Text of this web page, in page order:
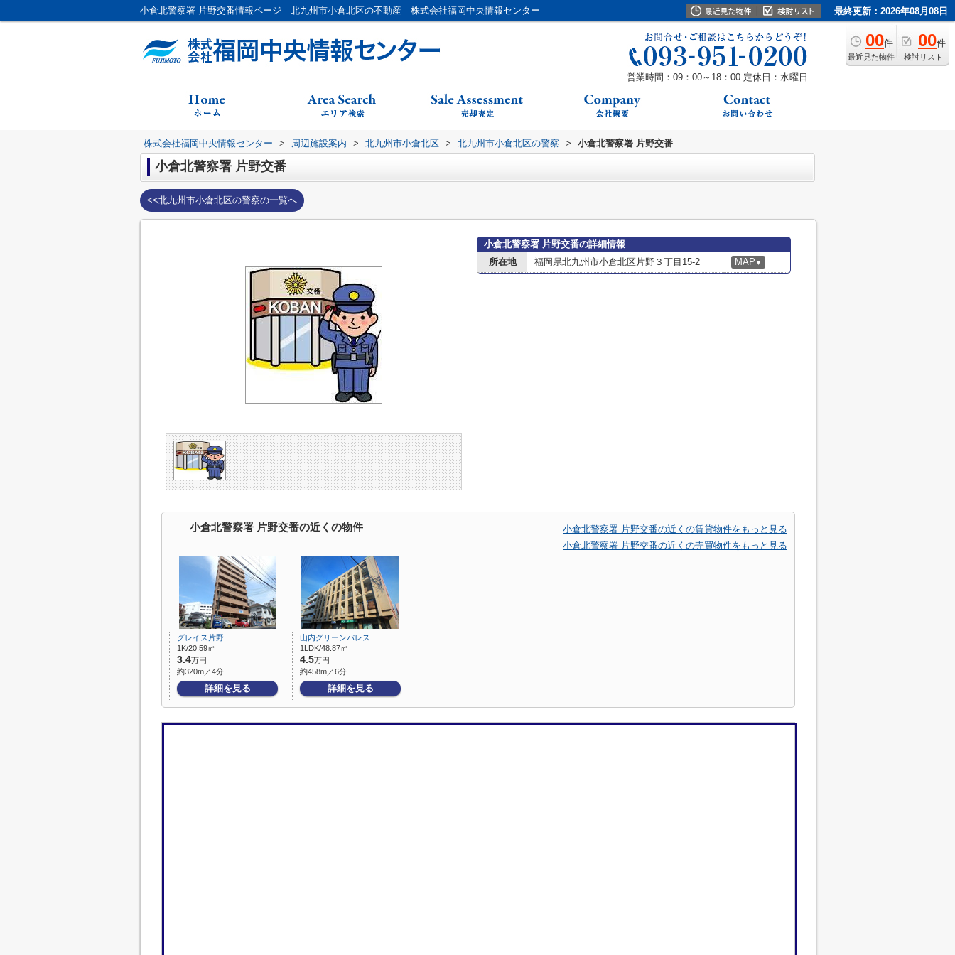
小倉北警察署 片野交番情報ページ｜北九州市小倉北区の不動産｜株式会社福岡中央情報センター 最終更新：2026年08月08日
00件
最近見た物件
00件
検討リスト
営業時間：09：00～18：00 定休日：水曜日
株式会社福岡中央情報センター > 周辺施設案内 > 北九州市小倉北区 > 北九州市小倉北区の警察 > 小倉北警察署 片野交番
小倉北警察署 片野交番
<<北九州市小倉北区の警察の一覧へ
小倉北警察署 片野交番の詳細情報
所在地
福岡県北九州市小倉北区片野３丁目15-2 MAP ▼
小倉北警察署 片野交番の近くの物件
小倉北警察署 片野交番の近くの賃貸物件をもっと見る
小倉北警察署 片野交番の近くの売買物件をもっと見る
グレイス片野
1K/20.59㎡
3.4万円
約320m／4分
詳細を見る
山内グリーンパレス
1LDK/48.87㎡
4.5万円
約458m／6分
詳細を見る